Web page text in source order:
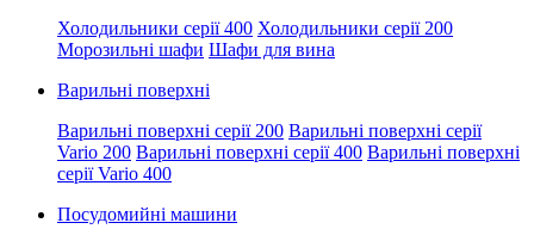
Холодильники серії 400 Холодильники серії 200
Морозильні шафи Шафи для вина
Варильні поверхні
Варильні поверхні серії 200 Варильні поверхні серії
Vario 200 Варильні поверхні серії 400 Варильні поверхні
серії Vario 400
Посудомийні машини